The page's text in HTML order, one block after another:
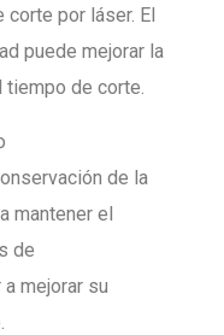
por láser. El
puede mejorar la
de corte.
de la
mantener el
de
mejorar su